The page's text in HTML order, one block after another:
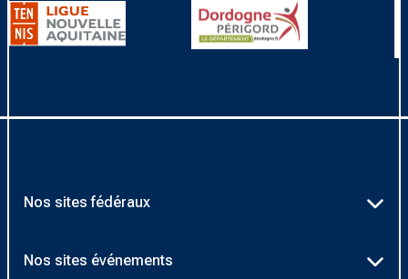
Nos sites fédéraux
Nos sites événements